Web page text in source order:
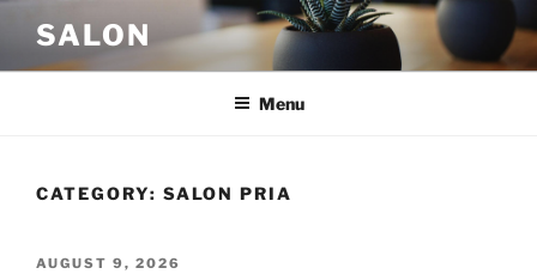
content
SALON
Menu
CATEGORY: SALON PRIA
POSTED
AUGUST 9, 2026